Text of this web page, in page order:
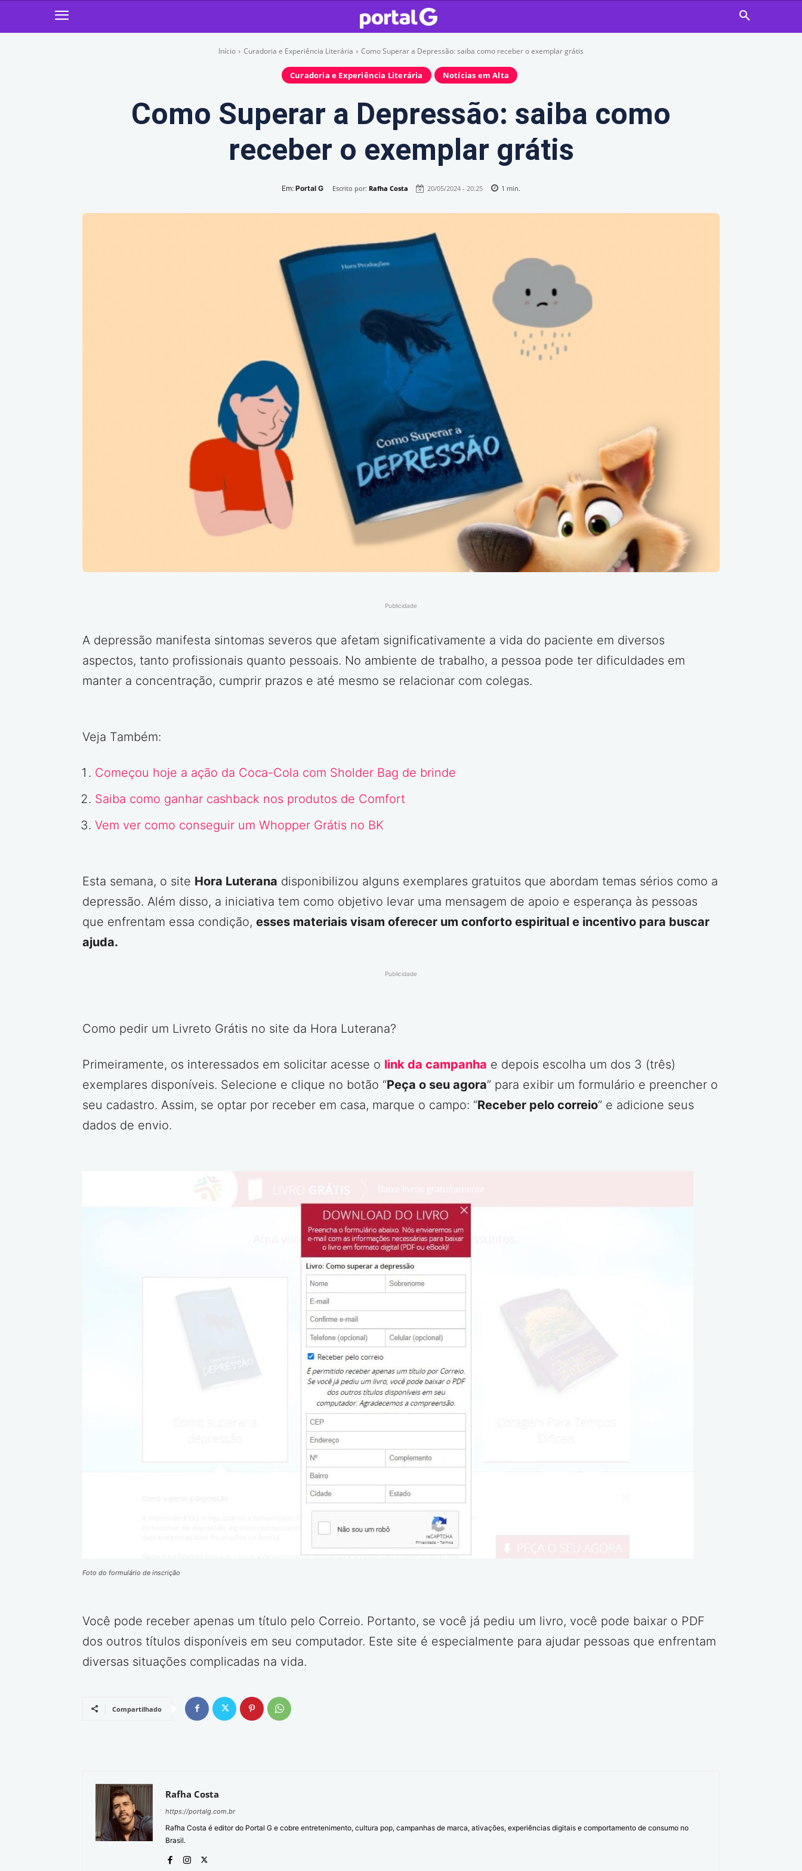
Início Curadoria e Experiência Literária Como Superar a Depressão: saiba como receber o exemplar grátis
Curadoria e Experiência Literária Notícias em Alta
Como Superar a Depressão: saiba como
receber o exemplar grátis
Em: Portal G Escrito por: Rafha Costa 20/05/2024 - 20:25 1 min.
Publicidade
A depressão manifesta sintomas severos que afetam significativamente a vida do paciente em diversos
aspectos, tanto profissionais quanto pessoais. No ambiente de trabalho, a pessoa pode ter dificuldades em
manter a concentração, cumprir prazos e até mesmo se relacionar com colegas.
Veja Também:
Começou hoje a ação da Coca-Cola com Sholder Bag de brinde
Saiba como ganhar cashback nos produtos de Comfort
Vem ver como conseguir um Whopper Grátis no BK
Esta semana, o site Hora Luterana disponibilizou alguns exemplares gratuitos que abordam temas sérios como a
depressão. Além disso, a iniciativa tem como objetivo levar uma mensagem de apoio e esperança às pessoas
que enfrentam essa condição, esses materiais visam oferecer um conforto espiritual e incentivo para buscar
ajuda.
Publicidade
Como pedir um Livreto Grátis no site da Hora Luterana?
Primeiramente, os interessados em solicitar acesse o link da campanha e depois escolha um dos 3 (três)
exemplares disponíveis. Selecione e clique no botão “Peça o seu agora” para exibir um formulário e preencher o
seu cadastro. Assim, se optar por receber em casa, marque o campo: “Receber pelo correio” e adicione seus
dados de envio.
Foto do formulário de inscrição
Você pode receber apenas um título pelo Correio. Portanto, se você já pediu um livro, você pode baixar o PDF
dos outros títulos disponíveis em seu computador. Este site é especialmente para ajudar pessoas que enfrentam
diversas situações complicadas na vida.
Compartilhado
Rafha Costa
https://portalg.com.br
Rafha Costa é editor do Portal G e cobre entretenimento, cultura pop, campanhas de marca, ativações, experiências digitais e comportamento de consumo no
Brasil.